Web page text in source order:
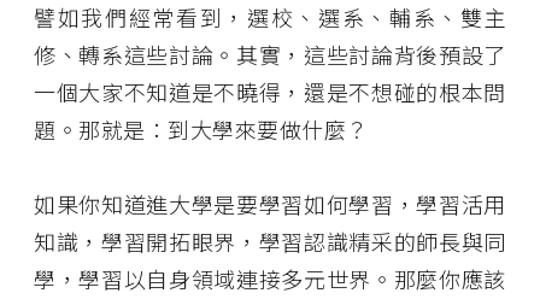
譬如我們經常看到，選校、選系、輔系、雙主
修、轉系這些討論。其實，這些討論背後預設了
一個大家不知道是不曉得，還是不想碰的根本問
題。那就是：到大學來要做什麼？
如果你知道進大學是要學習如何學習，學習活用
知識，學習開拓眼界，學習認識精采的師長與同
學，學習以自身領域連接多元世界。那麼你應該